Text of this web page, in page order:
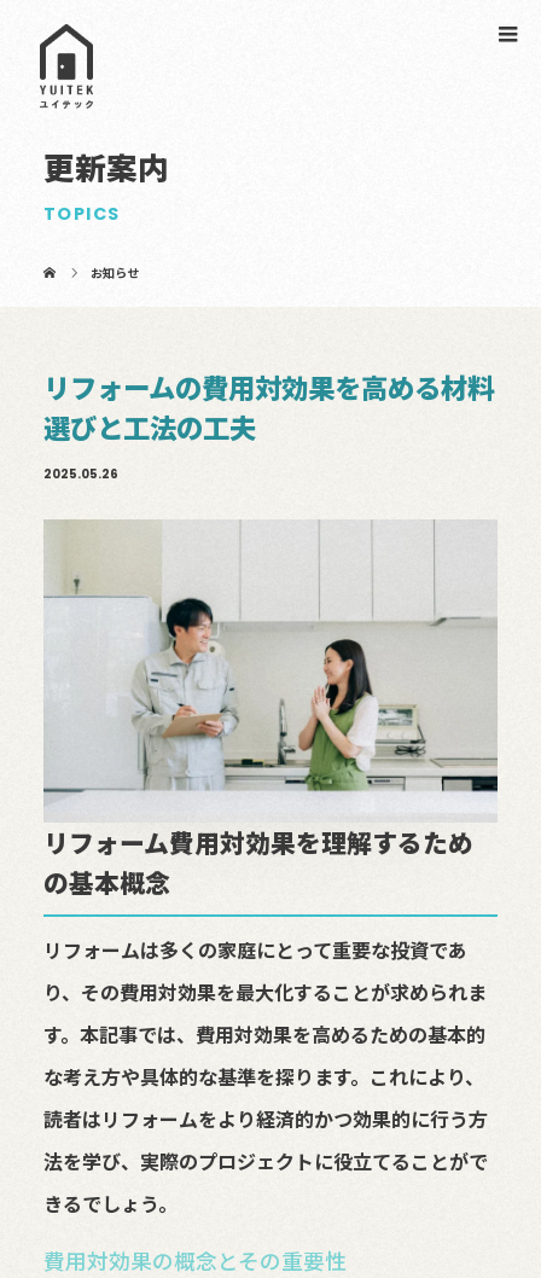
更新案内
TOPICS
お知らせ
リフォームの費用対効果を高める材料
選びと工法の工夫
2025.05.26
リフォーム費用対効果を理解するため
の基本概念
リフォームは多くの家庭にとって重要な投資であ
り、その費用対効果を最大化することが求められま
す。本記事では、費用対効果を高めるための基本的
な考え方や具体的な基準を探ります。これにより、
読者はリフォームをより経済的かつ効果的に行う方
法を学び、実際のプロジェクトに役立てることがで
きるでしょう。
費用対効果の概念とその重要性